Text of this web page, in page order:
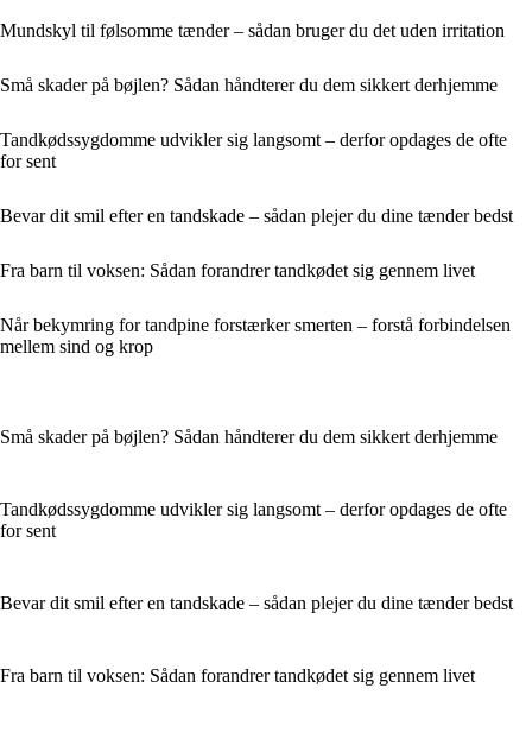
Mundskyl til følsomme tænder – sådan bruger du det uden irritation
Små skader på bøjlen? Sådan håndterer du dem sikkert derhjemme
Tandkødssygdomme udvikler sig langsomt – derfor opdages de ofte
for sent
Bevar dit smil efter en tandskade – sådan plejer du dine tænder bedst
Fra barn til voksen: Sådan forandrer tandkødet sig gennem livet
Når bekymring for tandpine forstærker smerten – forstå forbindelsen
mellem sind og krop
Små skader på bøjlen? Sådan håndterer du dem sikkert derhjemme
Tandkødssygdomme udvikler sig langsomt – derfor opdages de ofte
for sent
Bevar dit smil efter en tandskade – sådan plejer du dine tænder bedst
Fra barn til voksen: Sådan forandrer tandkødet sig gennem livet